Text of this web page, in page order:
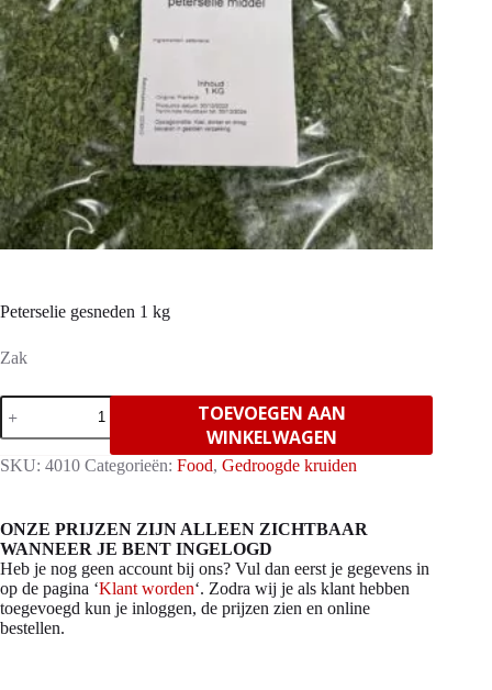
Peterselie gesneden 1 kg
Zak
Peterselie
gesneden
1
kg
TOEVOEGEN AAN
WINKELWAGEN
SKU: 4010 Categorieën: Food, Gedroogde kruiden
ONZE PRIJZEN ZIJN ALLEEN ZICHTBAAR
WANNEER JE BENT INGELOGD
Heb je nog geen account bij ons? Vul dan eerst je gegevens in
op de pagina ‘Klant worden‘. Zodra wij je als klant hebben
toegevoegd kun je inloggen, de prijzen zien en online
bestellen.